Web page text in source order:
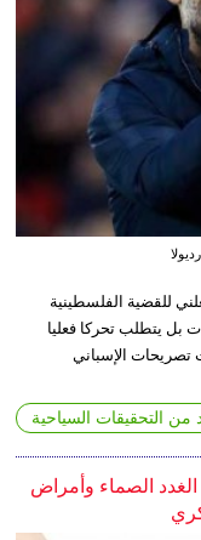
للقضية الفلسطينية
بل يتطلب تحركا فعليا
تصريحات الإسباني
من التحقيقات السياحية
الصماء وأمراض